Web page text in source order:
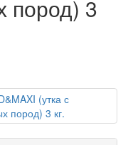
пород) 3